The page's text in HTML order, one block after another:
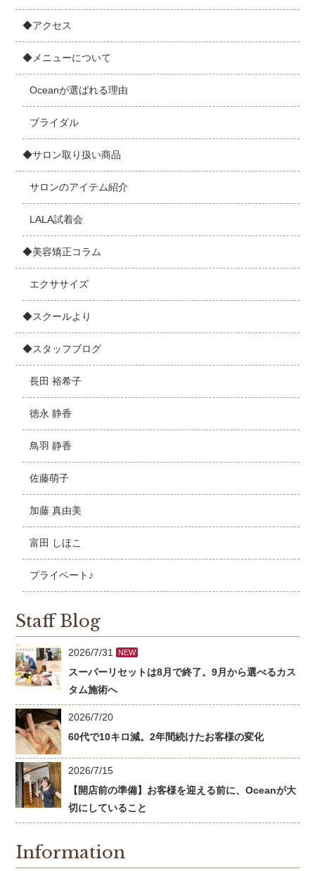
◆アクセス
◆メニューについて
Oceanが選ばれる理由
ブライダル
◆サロン取り扱い商品
サロンのアイテム紹介
LALA試着会
◆美容矯正コラム
エクササイズ
◆スクールより
◆スタッフブログ
長田 裕希子
徳永 静香
鳥羽 静香
佐藤萌子
加藤 真由美
富田 しほこ
プライベート♪
Staff Blog
2026/7/31 NEW
スーパーリセットは8月で終了。9月から選べるカス
タム施術へ
2026/7/20
60代で10キロ減。2年間続けたお客様の変化
2026/7/15
【開店前の準備】お客様を迎える前に、Oceanが大
切にしていること
Information